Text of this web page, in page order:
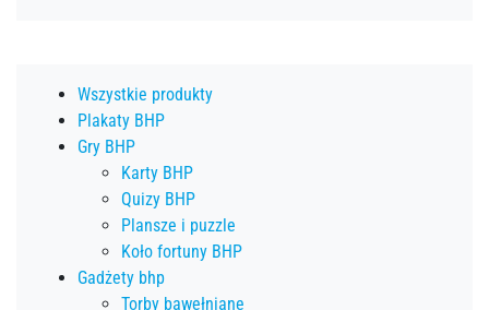
Wszystkie produkty
Plakaty BHP
Gry BHP
Karty BHP
Quizy BHP
Plansze i puzzle
Koło fortuny BHP
Gadżety bhp
Torby bawełniane